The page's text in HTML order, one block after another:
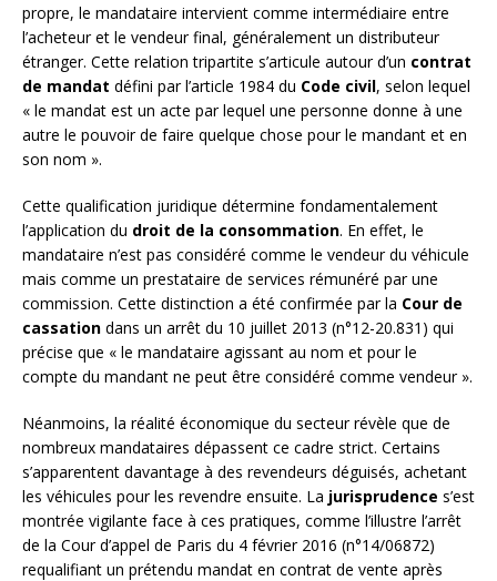
propre, le mandataire intervient comme intermédiaire entre
l’acheteur et le vendeur final, généralement un distributeur
étranger. Cette relation tripartite s’articule autour d’un contrat
de mandat défini par l’article 1984 du Code civil, selon lequel
« le mandat est un acte par lequel une personne donne à une
autre le pouvoir de faire quelque chose pour le mandant et en
son nom ».
Cette qualification juridique détermine fondamentalement
l’application du droit de la consommation. En effet, le
mandataire n’est pas considéré comme le vendeur du véhicule
mais comme un prestataire de services rémunéré par une
commission. Cette distinction a été confirmée par la Cour de
cassation dans un arrêt du 10 juillet 2013 (n°12-20.831) qui
précise que « le mandataire agissant au nom et pour le
compte du mandant ne peut être considéré comme vendeur ».
Néanmoins, la réalité économique du secteur révèle que de
nombreux mandataires dépassent ce cadre strict. Certains
s’apparentent davantage à des revendeurs déguisés, achetant
les véhicules pour les revendre ensuite. La jurisprudence s’est
montrée vigilante face à ces pratiques, comme l’illustre l’arrêt
de la Cour d’appel de Paris du 4 février 2016 (n°14/06872)
requalifiant un prétendu mandat en contrat de vente après